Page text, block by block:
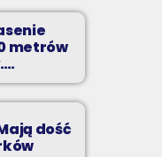
metrów
dość